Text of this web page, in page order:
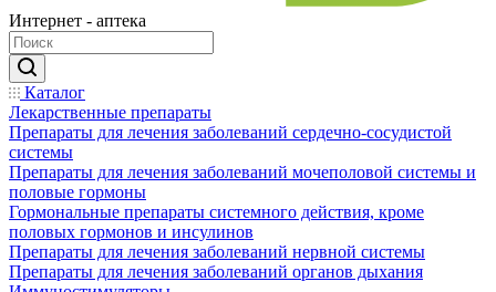
Интернет - аптека
Каталог
Лекарственные препараты
Препараты для лечения заболеваний сердечно-сосудистой
системы
Препараты для лечения заболеваний мочеполовой системы и
половые гормоны
Гормональные препараты системного действия, кроме
половых гормонов и инсулинов
Препараты для лечения заболеваний нервной системы
Препараты для лечения заболеваний органов дыхания